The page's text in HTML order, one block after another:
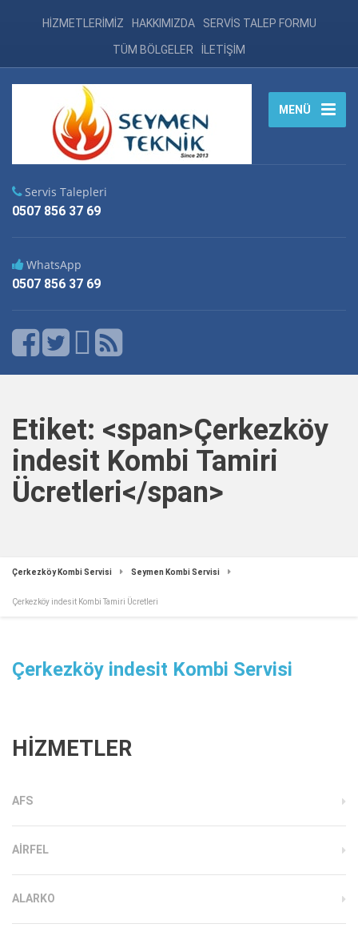
HİZMETLERİMİZ HAKKIMIZDA SERVİS TALEP FORMU
TÜM BÖLGELER İLETİŞİM
MENÜ
Servis Talepleri
0507 856 37 69
WhatsApp
0507 856 37 69
Etiket: <span>Çerkezköy
indesit Kombi Tamiri
Ücretleri</span>
Çerkezköy Kombi Servisi Seymen Kombi Servisi
Çerkezköy indesit Kombi Tamiri Ücretleri
Çerkezköy indesit Kombi Servisi
HİZMETLER
AFS
AIRFEL
ALARKO